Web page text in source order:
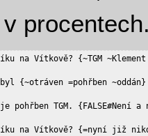
na Vítkově? {~TGM
{~otráven =pohřben
pohřben TGM. {FALSE#Není
na Vítkově? {=nyní již